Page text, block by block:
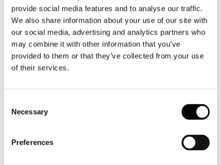
provide social media features and to analyse our traffic.
We also share information about your use of our site with
our social media, advertising and analytics partners who
may combine it with other information that you’ve
provided to them or that they’ve collected from your use
of their services.
Selection
Necessary
Preferences
Viale Pasteur, 8/10 - 00144 Roma
Tel. +39 06-591.91.31/40
Fax. +39 06-591.0876
UN NUOVO PIANO DI RECUPERO DEI RIFIUTI PER
IL DISTRETTO CARTARIO TOSCANO A BENEFICIO